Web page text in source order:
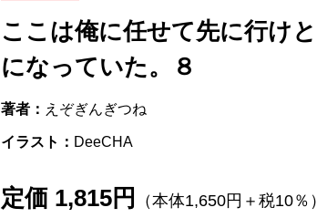
ここは俺に任せて先に行け
になっていた。８
著者： えぞぎんぎつね
イラスト： DeeCHA
定価 1,815円 （本体1,650円＋税10％